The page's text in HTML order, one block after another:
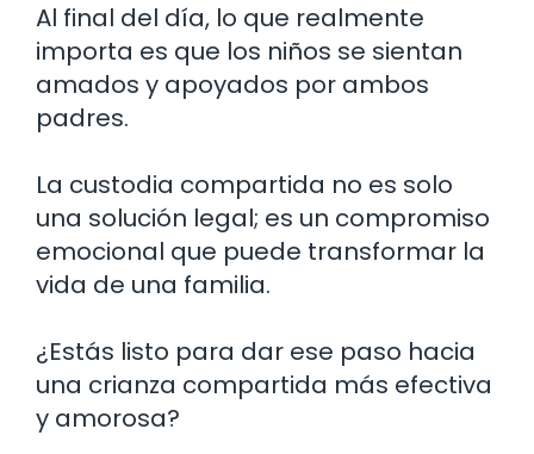
Al final del día, lo que realmente
importa es que los niños se sientan
amados y apoyados por ambos
padres.
La custodia compartida no es solo
una solución legal; es un compromiso
emocional que puede transformar la
vida de una familia.
¿Estás listo para dar ese paso hacia
una crianza compartida más efectiva
y amorosa?